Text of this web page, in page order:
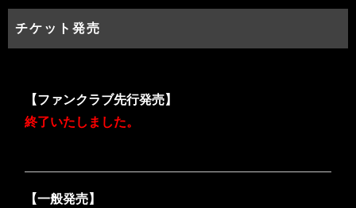
チケット発売
【ファンクラブ先行発売】
終了いたしました。
【一般発売】